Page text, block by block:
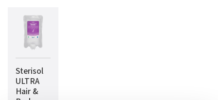
Sterisol
ULTRA
Hair &